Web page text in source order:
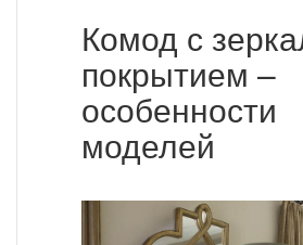
Комод с
покрытием –
особенности
моделей